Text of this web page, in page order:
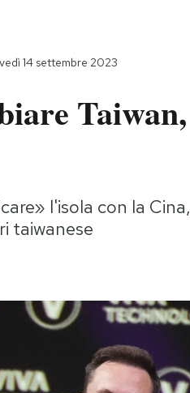
14 settembre 2023
Taiwan,
l'isola con la Cina,
taiwanese